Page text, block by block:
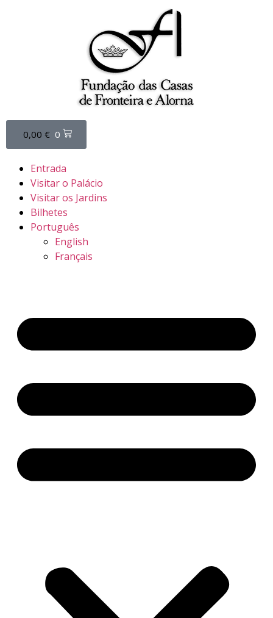
0,00 € 0
Entrada
Visitar o Palácio
Visitar os Jardins
Bilhetes
Português
English
Français